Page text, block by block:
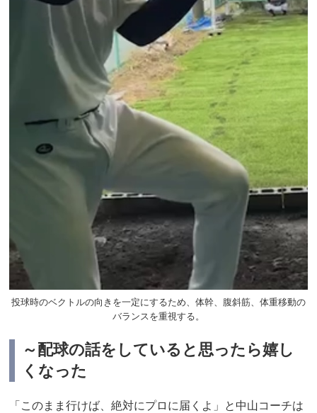
投球時のベクトルの向きを一定にするため、体幹、腹斜筋、体重移動の
バランスを重視する。
～配球の話をしていると思ったら嬉し
くなった
「このまま行けば、絶対にプロに届くよ」と中山コーチは